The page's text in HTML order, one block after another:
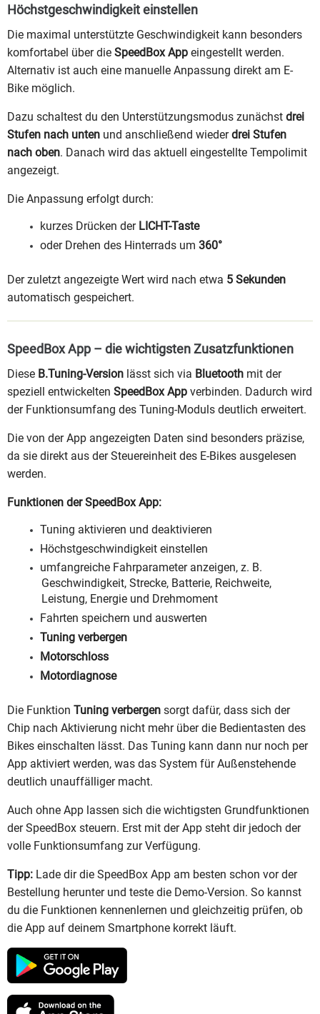
Höchstgeschwindigkeit einstellen
Die maximal unterstützte Geschwindigkeit kann besonders
komfortabel über die SpeedBox App eingestellt werden.
Alternativ ist auch eine manuelle Anpassung direkt am E-
Bike möglich.
Dazu schaltest du den Unterstützungsmodus zunächst drei
Stufen nach unten und anschließend wiederdrei Stufen
nach oben. Danach wird das aktuell eingestellte Tempolimit
angezeigt.
Die Anpassung erfolgt durch:
kurzes Drücken der LICHT-Taste
oder Drehen des Hinterrads um 360°
Der zuletzt angezeigte Wert wird nach etwa 5 Sekunden
automatisch gespeichert.
SpeedBox App – die wichtigsten Zusatzfunktionen
Diese B.Tuning-Version lässt sich via Bluetooth mit der
speziell entwickelten SpeedBox App verbinden. Dadurch wird
der Funktionsumfang des Tuning-Moduls deutlich erweitert.
Die von der App angezeigten Daten sind besonders präzise,
da sie direkt aus der Steuereinheit des E-Bikes ausgelesen
werden.
Funktionen der SpeedBox App:
Tuning aktivieren und deaktivieren
Höchstgeschwindigkeit einstellen
umfangreiche Fahrparameter anzeigen, z. B.
Geschwindigkeit, Strecke, Batterie, Reichweite,
Leistung, Energie und Drehmoment
Fahrten speichern und auswerten
Tuning verbergen
Motorschloss
Motordiagnose
Die Funktion Tuning verbergen sorgt dafür, dass sich der
Chip nach Aktivierung nicht mehr über die Bedientasten des
Bikes einschalten lässt. Das Tuning kann dann nur noch per
App aktiviert werden, was das System für Außenstehende
deutlich unauffälliger macht.
Auch ohne App lassen sich die wichtigsten Grundfunktionen
der SpeedBox steuern. Erst mit der App steht dir jedoch der
volle Funktionsumfang zur Verfügung.
Tipp: Lade dir die SpeedBox App am besten schon vor der
Bestellung herunter und teste die Demo-Version. So kannst
du die Funktionen kennenlernen und gleichzeitig prüfen, ob
die App auf deinem Smartphone korrekt läuft.